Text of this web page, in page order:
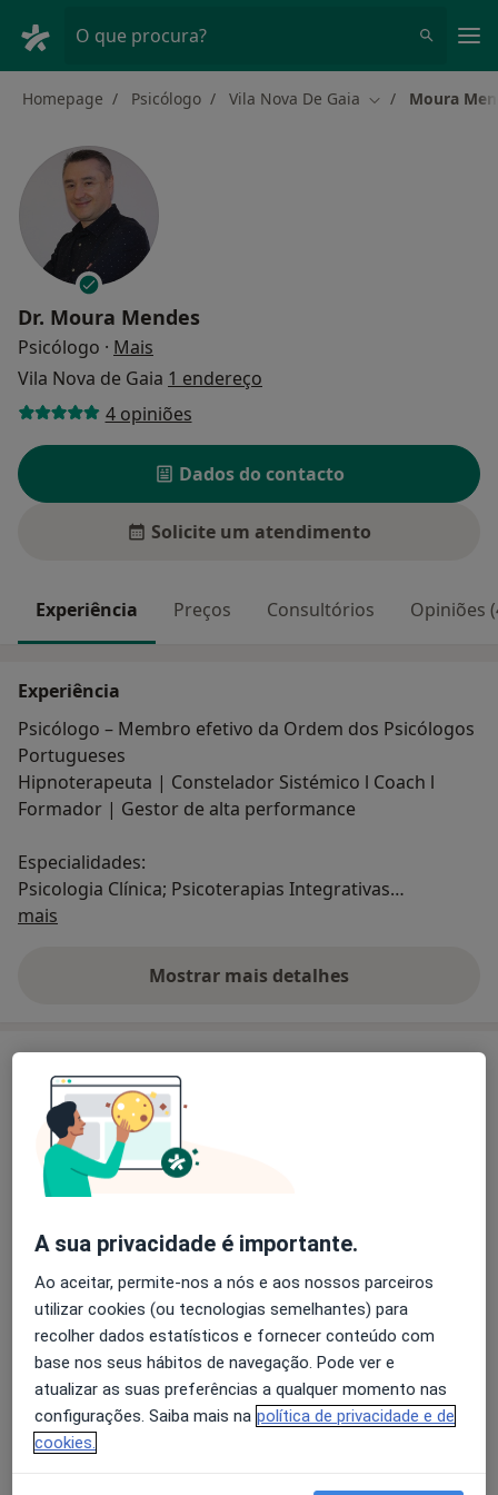
O que procura?
Homepage Psicólogo Vila Nova De Gaia Mudar de cidade
Moura
Dr. Moura Mendes
Psicólogo · Mais
Vila Nova de Gaia 1 endereço
4 opiniões
Dados do contacto
Solicite um atendimento
Experiência Preços Consultórios Opiniões
Experiência
Psicólogo – Membro efetivo da Ordem dos Psicólogos
Portugueses
Hipnoterapeuta | Constelador Sistémico l Coach l
Formador | Gestor de alta performance
Especialidades:
Psicologia Clínica; Psicoterapias Integrativas
Avançadas; Hipnose; Aconselhamento Psicológico;
Business Coaching; Psicodrama Integrativo; Access
Métodos inovadores exclusivos:
Script Plus; HoloMind Space; Design Fractal;
HipnoPsyc; Método STEP.
Workshops e Formações
www.clinicasolucoesplus.pt
mais
Mostrar mais detalhes
sobre a experiência
Serviços e preços
Primeira consulta Psicologia
Detalhes
Formação
Terapia de Casal
Detalhes
Terapia cognitivo - comportamental
Detalhes
Sessão online Coaching
A sua privacidade é importante.
Ao aceitar, permite-nos a nós e aos nossos parceiros
utilizar cookies (ou tecnologias semelhantes) para
recolher dados estatísticos e fornecer conteúdo com
base nos seus hábitos de navegação. Pode ver e
atualizar as suas preferências a qualquer momento nas
configurações. Saiba mais na política de privacidade e de
cookies.